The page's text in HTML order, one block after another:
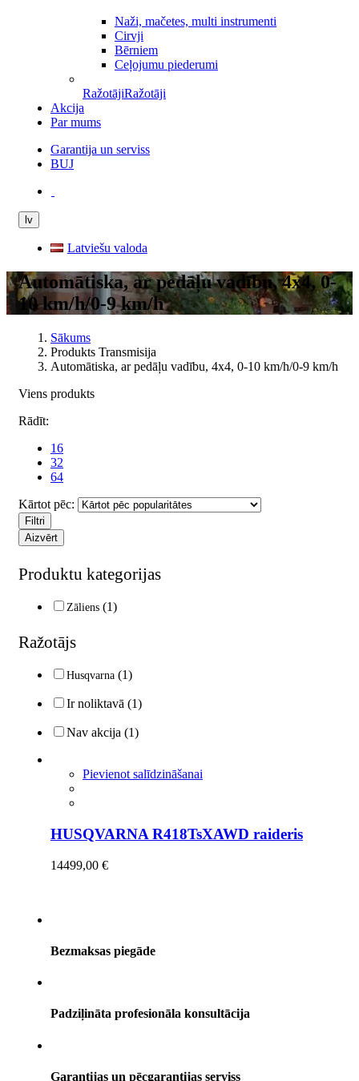
Naži, mačetes, multi instrumenti
Cirvji
Bērniem
Ceļojumu piederumi
RažotājiRažotāji
Akcija
Par mums
Garantija un serviss
BUJ
lv
Latviešu valoda
Automātiska, ar pedāļu vadību, 4x4, 0-
10 km/​h/0-9 km/​h
Sākums
Produkts Transmisija
Automātiska, ar pedāļu vadību, 4x4, 0-10 km/​h/0-9 km/​h
Viens produkts
Rādīt:
16
32
64
Kārtot pēc:
Filtri
Aizvērt
Produktu kategorijas
Zāliens (1)
Ražotājs
Husqvarna (1)
Ir noliktavā (1)
Nav akcija (1)
Pievienot salīdzināšanai
HUSQVARNA R418TsXAWD raideris
14499,00 €
Bezmaksas piegāde
Padziļināta profesionāla konsultācija
Garantijas un pēcgarantijas serviss